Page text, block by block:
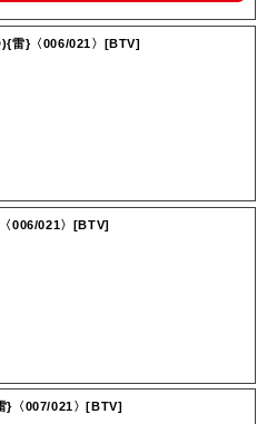
雷}〈006/021〉[BTV]
006/021〉[BTV]
}〈007/021〉[BTV]